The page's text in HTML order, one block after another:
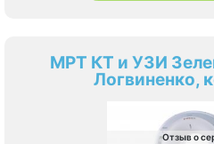
МРТ КТ и УЗИ
Логвиненко,
Отзыв о